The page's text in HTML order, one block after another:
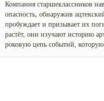
Компания старшеклассников
опасность, обнаружив
пробуждает и призывает их
растёт, они изучают историю
роковую цепь событий,